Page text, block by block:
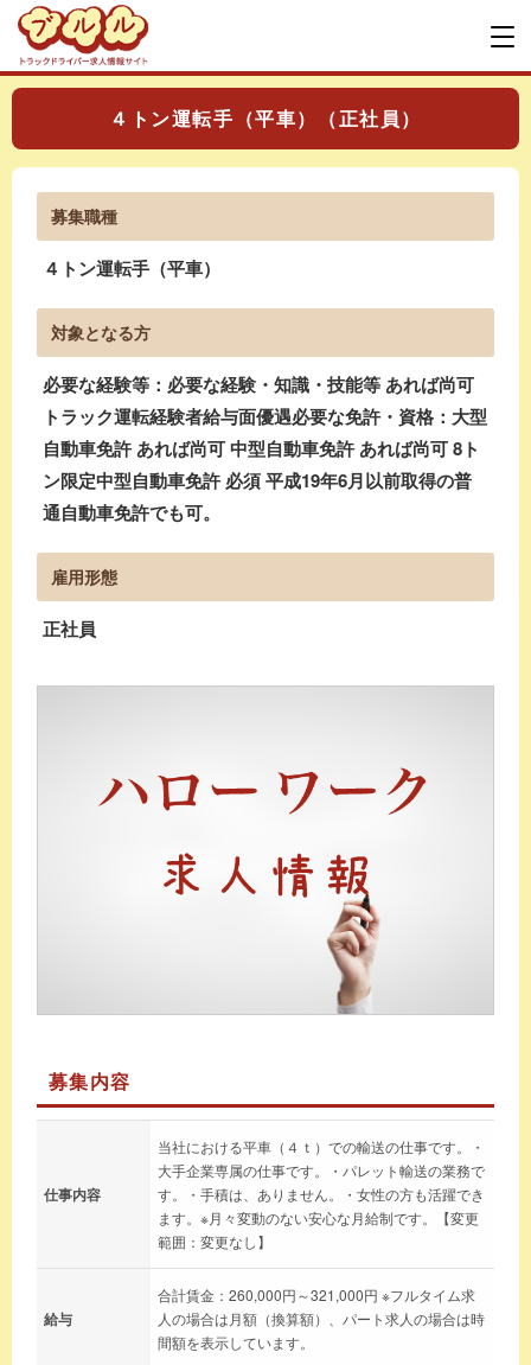
４トン運転手（平車）（正社員）
募集職種
４トン運転手（平車）
対象となる方
必要な経験等：必要な経験・知識・技能等 あれば尚可
トラック運転経験者給与面優遇必要な免許・資格：大型
自動車免許 あれば尚可 中型自動車免許 あれば尚可 8ト
ン限定中型自動車免許 必須 平成19年6月以前取得の普
通自動車免許でも可。
雇用形態
正社員
募集内容
仕事内容
当社における平車（４ｔ）での輸送の仕事です。・
大手企業専属の仕事です。・パレット輸送の業務で
す。・手積は、ありません。・女性の方も活躍でき
ます。※月々変動のない安心な月給制です。【変更
範囲：変更なし】
給与
合計賃金：260,000円～321,000円 ※フルタイム求
人の場合は月額（換算額）、パート求人の場合は時
間額を表示しています。